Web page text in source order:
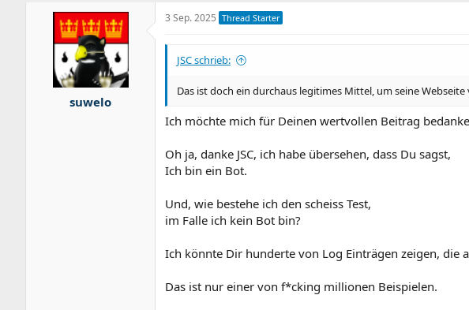
suwelo
3 Sep. 2025 Thread Starter
JSC schrieb:
Das ist doch ein durchaus legitimes Mittel, um seine
Ich möchte mich für Deinen wertvollen Beitrag
Oh ja, danke JSC, ich habe übersehen, dass Du sagst,
Ich bin ein Bot.
Und, wie bestehe ich den scheiss Test,
im Falle ich kein Bot bin?
Ich könnte Dir hunderte von Log Einträgen zeigen, die
Das ist nur einer von f*cking millionen Beispielen.